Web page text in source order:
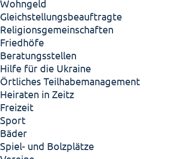
Wohngeld
Gleichstellungsbeauftragte
Religionsgemeinschaften
Friedhöfe
Beratungsstellen
Hilfe für die Ukraine
Örtliches Teilhabemanagement
Heiraten in Zeitz
Freizeit
Sport
Bäder
Spiel- und Bolzplätze